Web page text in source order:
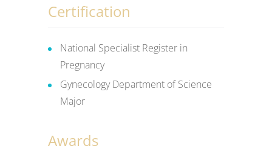
Certification
National Specialist Register in
Pregnancy
Gynecology Department of Science
Major
Awards